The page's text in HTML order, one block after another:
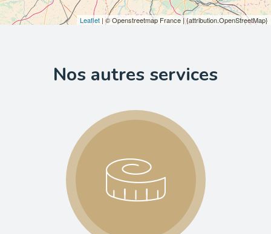
Leaflet | © Openstreetmap France | {attribution.OpenStreetMap}
Nos autres services